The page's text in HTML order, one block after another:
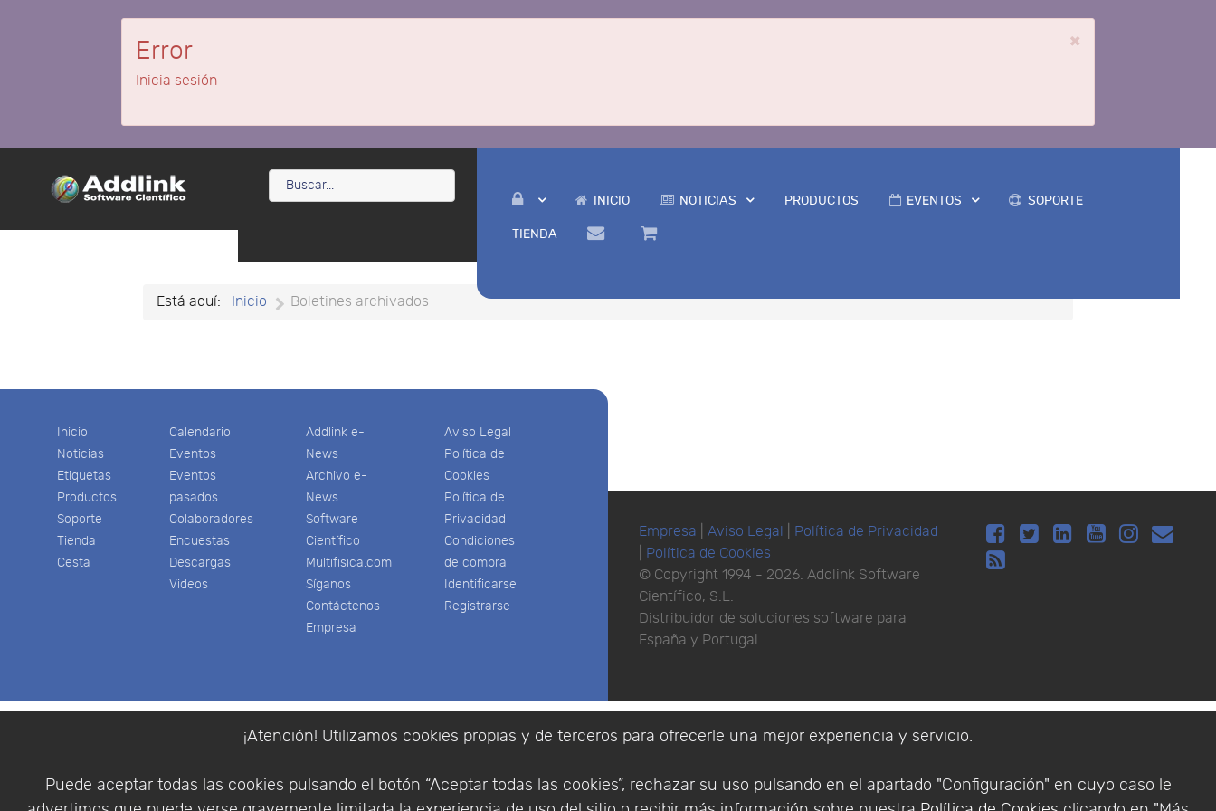
¡Atención! Utilizamos cookies propias y de terceros para ofrecerle una mejor experiencia y servicio.
Puede aceptar todas las cookies pulsando el botón “Aceptar todas las cookies”, rechazar su uso pulsando en el apartado "Configuración" en cuyo caso le
×
Error
Inicia sesión
INICIO NOTICIAS PRODUCTOS EVENTOS SOPORTE
TIENDA
Está aquí: Inicio Boletines archivados
Inicio
Noticias
Etiquetas
Productos
Soporte
Tienda
Cesta
Calendario
Eventos
Eventos
pasados
Colaboradores
Encuestas
Descargas
Videos
Addlink e-
News
Archivo e-
News
Software
Científico
Multifisica.com
Síganos
Contáctenos
Empresa
Aviso Legal
Política de
Cookies
Política de
Privacidad
Condiciones
de compra
Identificarse
Registrarse
Empresa Aviso Legal
Política de Privacidad
Política de Cookies
© Copyright 1994 - 2026. Addlink Software
Científico, S.L.
Distribuidor de soluciones software para
España y Portugal.